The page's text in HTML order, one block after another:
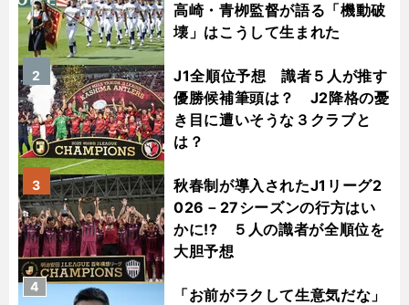
高崎・青栁監督が語る「機動破
壊」はこうして生まれた
J1全順位予想 識者５人が推す
優勝候補筆頭は？ J2降格の憂
き目に遭いそうな３クラブと
は？
2
秋春制が導入されたJ1リーグ2
026－27シーズンの行方はい
かに!? ５人の識者が全順位を
大胆予想
3
「お前がラクして生意気だな」
4